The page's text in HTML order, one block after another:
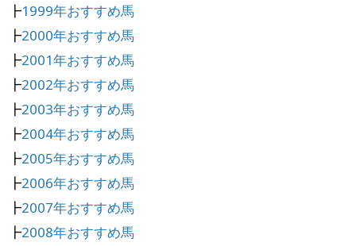
┣1999年おすすめ馬
┣2000年おすすめ馬
┣2001年おすすめ馬
┣2002年おすすめ馬
┣2003年おすすめ馬
┣2004年おすすめ馬
┣2005年おすすめ馬
┣2006年おすすめ馬
┣2007年おすすめ馬
┣2008年おすすめ馬